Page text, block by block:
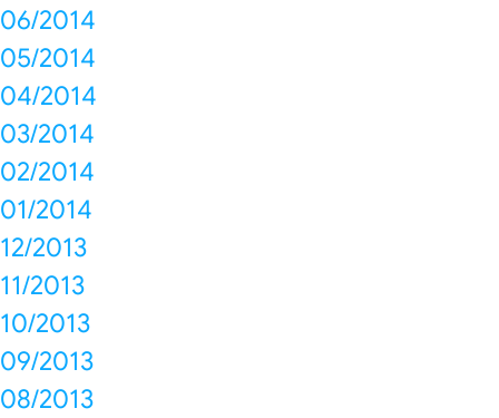
06/2014
05/2014
04/2014
03/2014
02/2014
01/2014
12/2013
11/2013
10/2013
09/2013
08/2013